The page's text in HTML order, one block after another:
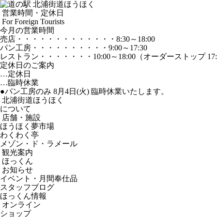
営業時間・定休日
For Foreign Tourists
今月の営業時間
売店 ・・・・・・・・・・・・・ 8:30～18:00
パン工房 ・・・・・・・・・・ 9:00～17:30
レストラン ・・・・・・・ 10:00～18:00 （オーダーストップ
定休日のご案内
…定休日
…臨時休業
●パン工房のみ 8月4日(火) 臨時休業いたします。
北浦街道ほうほく
について
店舗・施設
ほうほく夢市場
わくわく亭
メゾン・ド・ラメール
観光案内
ほっくん
お知らせ
イベント・月間奉仕品
スタッフブログ
ほっくん情報
オンライン
ショップ